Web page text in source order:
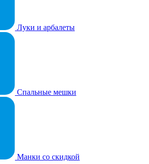
Луки и арбалеты
Спальные мешки
Манки со скидкой